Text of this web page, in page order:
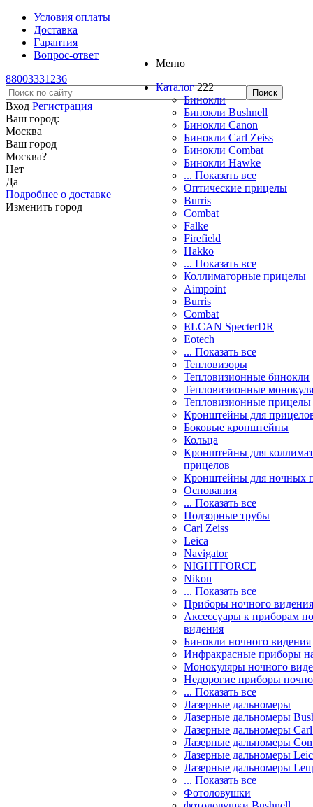
Условия оплаты
Доставка
Гарантия
Вопрос-ответ
88003331236
Вход Регистрация
Ваш город:
Москва
Ваш город
Москва?
Нет
Да
Подробнее о доставке
Изменить город
Меню
Каталог 222
Бинокли
Бинокли Bushnell
Бинокли Canon
Бинокли Carl Zeiss
Бинокли Combat
Бинокли Hawke
... Показать все
Оптические прицелы
Burris
Combat
Falke
Firefield
Hakko
... Показать все
Коллиматорные прицелы
Aimpoint
Burris
Combat
ELCAN SpecterDR
Eotech
... Показать все
Тепловизоры
Тепловизионные бинокли
Тепловизионные
Тепловизионные прицелы
Кронштейны для
Боковые кронштейны
Кольца
Кронштейны для
прицелов
Кронштейны для ночных
Основания
... Показать все
Подзорные трубы
Carl Zeiss
Leica
Navigator
NIGHTFORCE
Nikon
... Показать все
Приборы ночного видения
Аксессуары к приборам
видения
Бинокли ночного видения
Инфракрасные приборы
Монокуляры ночного
Недорогие приборы
... Показать все
Лазерные дальномеры
Лазерные дальномеры
Лазерные дальномеры
Лазерные дальномеры
Лазерные дальномеры
Лазерные дальномеры
... Показать все
Фотоловушки